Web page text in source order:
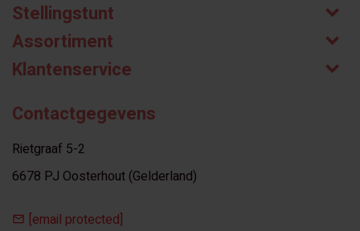
Stellingstunt
Assortiment
Klantenservice
Contactgegevens
Rietgraaf 5-2
6678 PJ Oosterhout (Gelderland)
[email protected]